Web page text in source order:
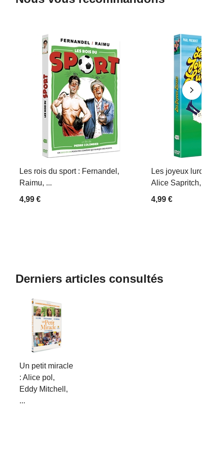
Les rois du sport : Fernandel,
Raimu, ...
4,99 €
Les joyeux lurons
Alice Sapritch,
4,99 €
Derniers articles consultés
Un petit miracle
: Alice pol,
Eddy Mitchell,
...